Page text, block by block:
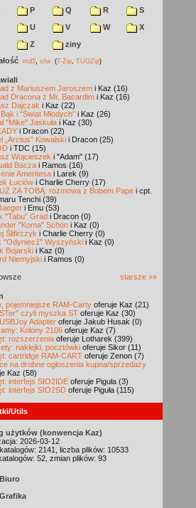
P Q R
S
U V W
X
Z
ziny
md5 sha (7-Zip TUGZip)
z Mariuszem Jaroszem i Kaz (16)
Dracona z Mr. Bacardim i Kaz (16)
Dajczak i Kaz (22)
i "Świat Młodych" i Kaz (26)
"Mike" Jaskuła i Kaz (30)
i Dracon (22)
„Arctus” Kowalski i Dracon (25)
i TDC (15)
Wojcieszek i "Adam" (17)
Bacza i Ramos (16)
Amentesa i Larek (9)
Łuciów i Charlie Cherry (17)
ZA TOBĄ: rozmowa z Bobem Pape i cpt.
Tenchi (39)
i Emu (53)
"Tabu" Grad i Dracon (0)
"Koma" Schön i Kaz (0)
Ślifirczyk i Charlie Cherry (0)
"Odyniec1" Wyszyński i Kaz (0)
Bojarski i Kaz (0)
Niemyjski i Ramos (0)
starsze »»
pojemniejsze RAM-Carty oferuje Kaz (21)
czyli myszka ST oferuje Kaz (30)
Adapter oferuje Jakub Husak (0)
Kolony 2106 oferuje Kaz (7)
rozszerzenia oferuje Lotharek (399)
naklejki, pocztówki oferuje Sikor (11)
cartridge RAM-CART oferuje Zenon (7)
na drobne ogłoszenia kupna/sprzedaży
Kaz (58)
interfejs SIO2IDE oferuje Piguła (3)
interfejs SIO2SD oferuje Piguła (115)
Utils
użytków (konwencja Kaz)
2026-03-12
2141, liczba plików: 10533
52, zmian plików: 93